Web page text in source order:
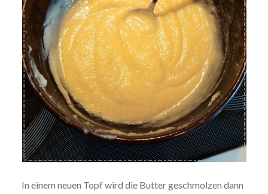
In einem neuen Topf wird die Butter geschmolzen dann